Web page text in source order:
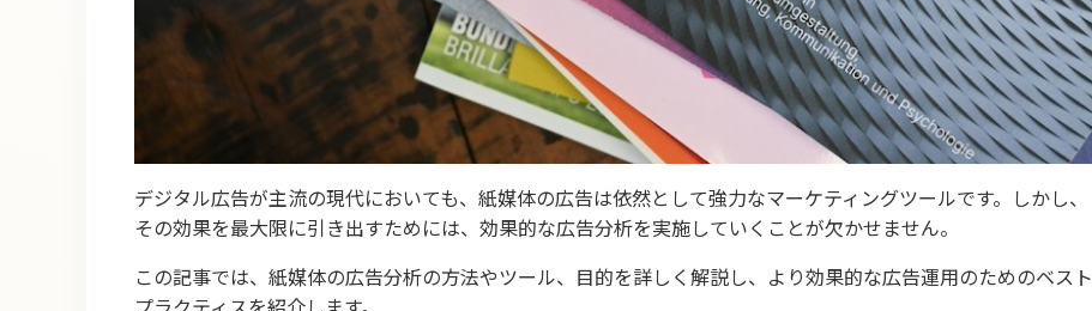
デジタル広告が主流の現代においても、紙媒体の広告は依然として強力なマーケティングツールです。しかし、
その効果を最大限に引き出すためには、効果的な広告分析を実施していくことが欠かせません。
この記事では、紙媒体の広告分析の方法やツール、目的を詳しく解説し、より効果的な広告運用のためのベスト